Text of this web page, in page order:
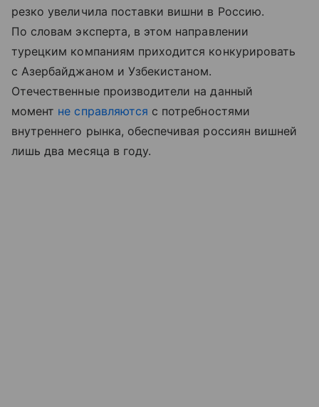
резко увеличила поставки вишни в Россию.
По словам эксперта, в этом направлении
турецким компаниям приходится конкурировать
с Азербайджаном и Узбекистаном.
Отечественные производители на данный
момент не справляются с потребностями
внутреннего рынка, обеспечивая россиян вишней
лишь два месяца в году.